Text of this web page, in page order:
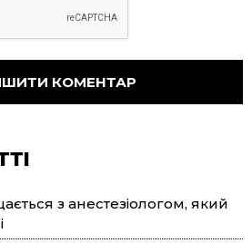
з анестезіологом, який